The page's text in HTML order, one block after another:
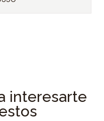
interesarte